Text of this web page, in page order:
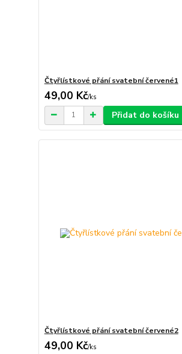
Čtyřlístkové přání svatební červené1
49,00 Kč/ks
Přidat do košíku
Čtyřlístkové přání svatební červené2
49,00 Kč/ks